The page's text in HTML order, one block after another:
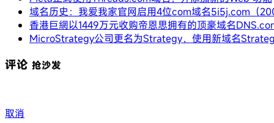
域名历史：我爱我家官网启用4位com域名5i5j.com（
香港巨網以1449万元收购帝恩思拥有的顶豪域名
MicroStrategy公司更名为Strategy，使用新域名
评论 抢沙发
取消